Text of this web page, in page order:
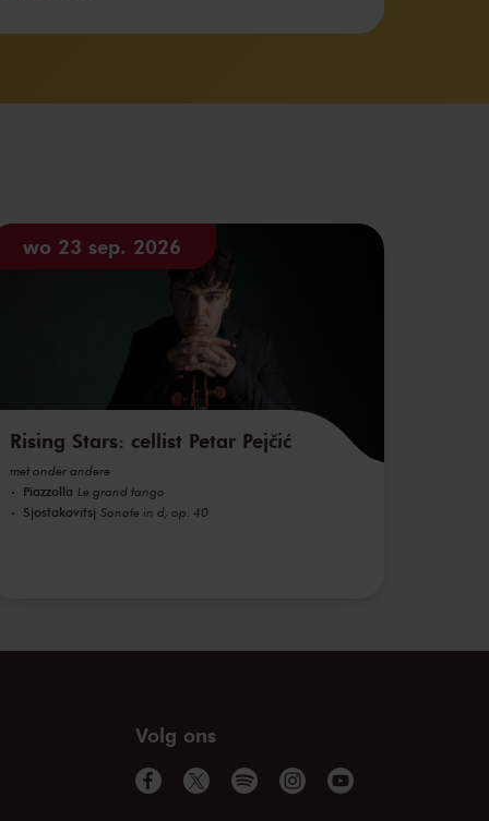
wo 23 sep. 2026
Rising Stars: cellist Petar Pejčić
met onder andere
Piazzolla Le grand tango
Sjostakovitsj Sonate in d, op. 40
Volg ons